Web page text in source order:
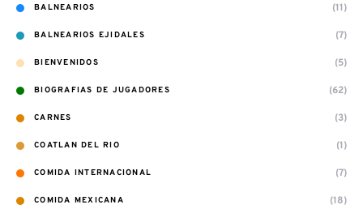
BALNEARIOS (11)
BALNEARIOS EJIDALES (7)
BIENVENIDOS (5)
BIOGRAFIAS DE JUGADORES (62)
CARNES (3)
COATLAN DEL RIO (1)
COMIDA INTERNACIONAL (7)
COMIDA MEXICANA (18)